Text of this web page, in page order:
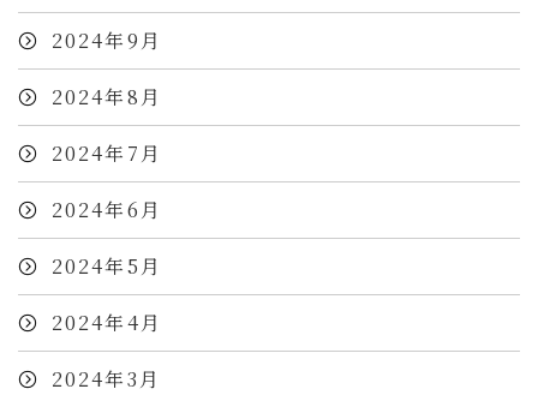
2024年9月
2024年8月
2024年7月
2024年6月
2024年5月
2024年4月
2024年3月